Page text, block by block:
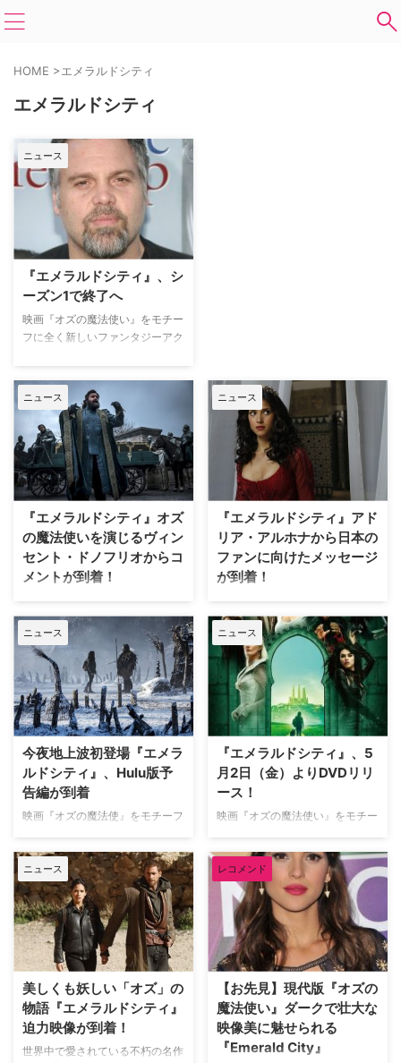
HOME >エメラルドシティ
エメラルドシティ
ニュース
『エメラルドシティ』、シ
ーズン1で終了へ
映画『オズの魔法使い』をモチー
フに全く新しいファンタジーアク
が、シーズン1をもって終了とな
ることが明らかとなった。米
Varietyなど複数のメディアが報
じている。 同作は、奇才ターセ
ム・シン監督（『ザ・セル』『白
雪姫と鏡の女王』）がシーズン1
の全10話を手がけるだ…
ニュース
『エメラルドシティ』オズ
の魔法使いを演じるヴィン
セント・ドノフリオからコ
メントが到着！
22日（水）よりHuluにて配信が
スタートした『エメラルドシテ
ィ』。あの不朽の名作「オズの魔
法使い」が、全く新しい物語とし
てスペクタクルファンタジー大作
へと見事に変貌した本作の"キー
パーソン"ともいえるオズの魔法
使い役を演じるヴィンセント・ド
ノフリオからコメントが到着し
た。 暗い過去を持ち強大な力で
エメラルドシティを統…
ニュース
『エメラルドシティ』アド
リア・アルホナから日本の
ファンに向けたメッセージ
が到着！
不朽の名作「オズの魔法使い」
が、『ザ・セル』などで知られる
ターセム・シン監督に最新の映像
魔術をかけられ、不気味なほどに
美しい物語に生まれ変わった！
物語も映像も、その全てがスケー
ルアップした、ドロシーと共に未
知なる世界を旅する大人のための
作『エメラルドシティ』が、
Huluプレミア作品として…
ニュース
今夜地上波初登場『エメラ
ルドシティ』、Hulu版予
告編が到着
映画『オズの魔法使』をモチーフ
ョンを展開し全米で話題となった
『エメラルドシティ』。3月22日
（水）よりHuluにて独占配信ス
タートとなる今シリーズより、
Hulu版予告編が解禁となった。
カンザスに住むドロシー（アドリ
ア・アルホナ）は、町の病院で看
性。雲行きがやけ…
ニュース
『エメラルドシティ』、5
月2日（金）よりDVDリリ
ース！
映画『オズの魔法使い』をモチー
ションを展開し全米で話題となっ
た『エメラルドシティ』のDVD
が5月2日（金）にリリースされ
ることが決定した。 ある日、ド
ロシーは理由も分からずに何者か
に襲われる。その時、警察犬とと
もに嵐に巻き込まれ、気がつくと
は様々な勢力が覇権を…
ニュース
美しくも妖しい「オズ」の
物語『エメラルドシティ』
迫力映像が到着！
世界中で愛されている不朽の名作
レコメンド
【お先見】現代版『オズの
魔法使い』ダークで壮大な
映像美に魅せられる
『Emerald City』